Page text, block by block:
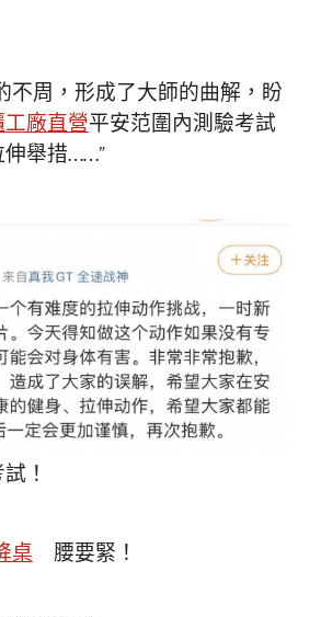
周，形成了大師的曲解，盼
廠直營平安范圍內測驗考試
伸舉措……”
！
桌腰要緊！